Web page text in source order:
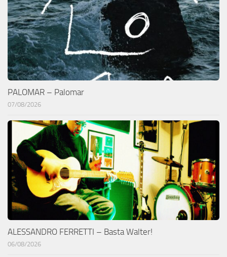
PALOMAR – Palomar
07/08/2026
ALESSANDRO FERRETTI – Basta Walter!
06/08/2026